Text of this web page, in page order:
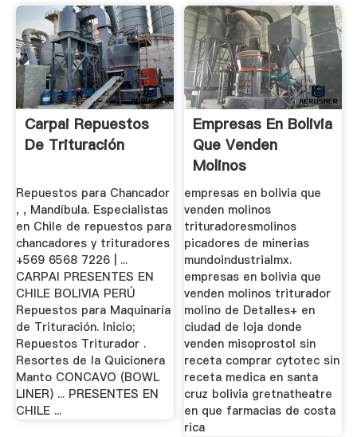
Carpai Repuestos
De Trituración
Repuestos para Chancador
, , Mandíbula. Especialistas
en Chile de repuestos para
chancadores y trituradores
+569 6568 7226 | ...
CARPAI PRESENTES EN
CHILE BOLIVIA PERÚ
Repuestos para Maquinaría
de Trituración. Inicio;
Repuestos Triturador .
Resortes de la Quicionera
Manto CONCAVO (BOWL
LINER) ... PRESENTES EN
CHILE ...
Empresas En Bolivia
Que Venden
Molinos
Trituradores
empresas en bolivia que
venden molinos
trituradoresmolinos
picadores de minerias
mundoindustrialmx.
empresas en bolivia que
venden molinos triturador
molino de Detalles+ en
ciudad de loja donde
venden misoprostol sin
receta comprar cytotec sin
receta medica en santa
cruz bolivia gretnatheatre
en que farmacias de costa
rica